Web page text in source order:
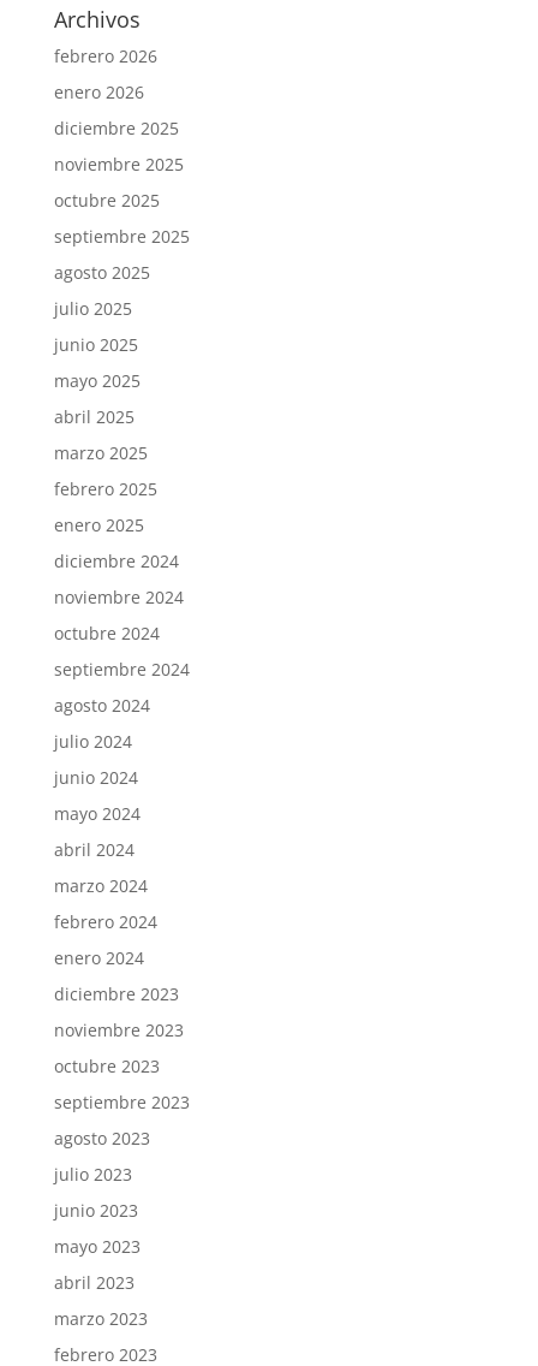
Archivos
febrero 2026
enero 2026
diciembre 2025
noviembre 2025
octubre 2025
septiembre 2025
agosto 2025
julio 2025
junio 2025
mayo 2025
abril 2025
marzo 2025
febrero 2025
enero 2025
diciembre 2024
noviembre 2024
octubre 2024
septiembre 2024
agosto 2024
julio 2024
junio 2024
mayo 2024
abril 2024
marzo 2024
febrero 2024
enero 2024
diciembre 2023
noviembre 2023
octubre 2023
septiembre 2023
agosto 2023
julio 2023
junio 2023
mayo 2023
abril 2023
marzo 2023
febrero 2023